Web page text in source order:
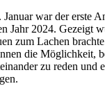
war der erste
Jahr 2024. Gezeigt
zum Lachen
die Möglichkeit,
zu reden und